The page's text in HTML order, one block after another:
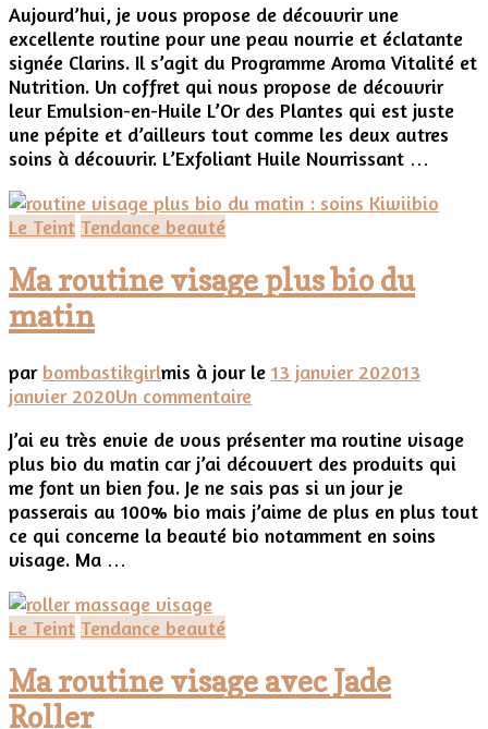
super
routine
pour
une
peau
nourrie
et
Aujourd’hui, je vous propose de découvrir une
excellente routine pour une peau nourrie et éclatante
signée Clarins. Il s’agit du Programme Aroma Vitalité et
Nutrition. Un coffret qui nous propose de découvrir
leur Emulsion-en-Huile L’Or des Plantes qui est juste
une pépite et d’ailleurs tout comme les deux autres
soins à découvrir. L’Exfoliant Huile Nourrissant …
Le Teint Tendance beauté
Ma routine visage plus bio du
matin
par bombastikgirlmis à jour le 13 janvier 202013
janvier 2020Un commentairesur
routine
visage
plus
bio
du
J’ai eu très envie de vous présenter ma routine visage
plus bio du matin car j’ai découvert des produits qui
me font un bien fou. Je ne sais pas si un jour je
passerais au 100% bio mais j’aime de plus en plus tout
ce qui concerne la beauté bio notamment en soins
visage. Ma …
Le Teint Tendance beauté
Ma routine visage avec Jade
Roller